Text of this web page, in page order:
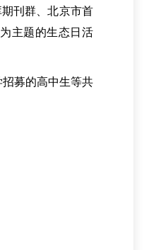
刊群、北京市首
主题的生态日活
募的高中生等共